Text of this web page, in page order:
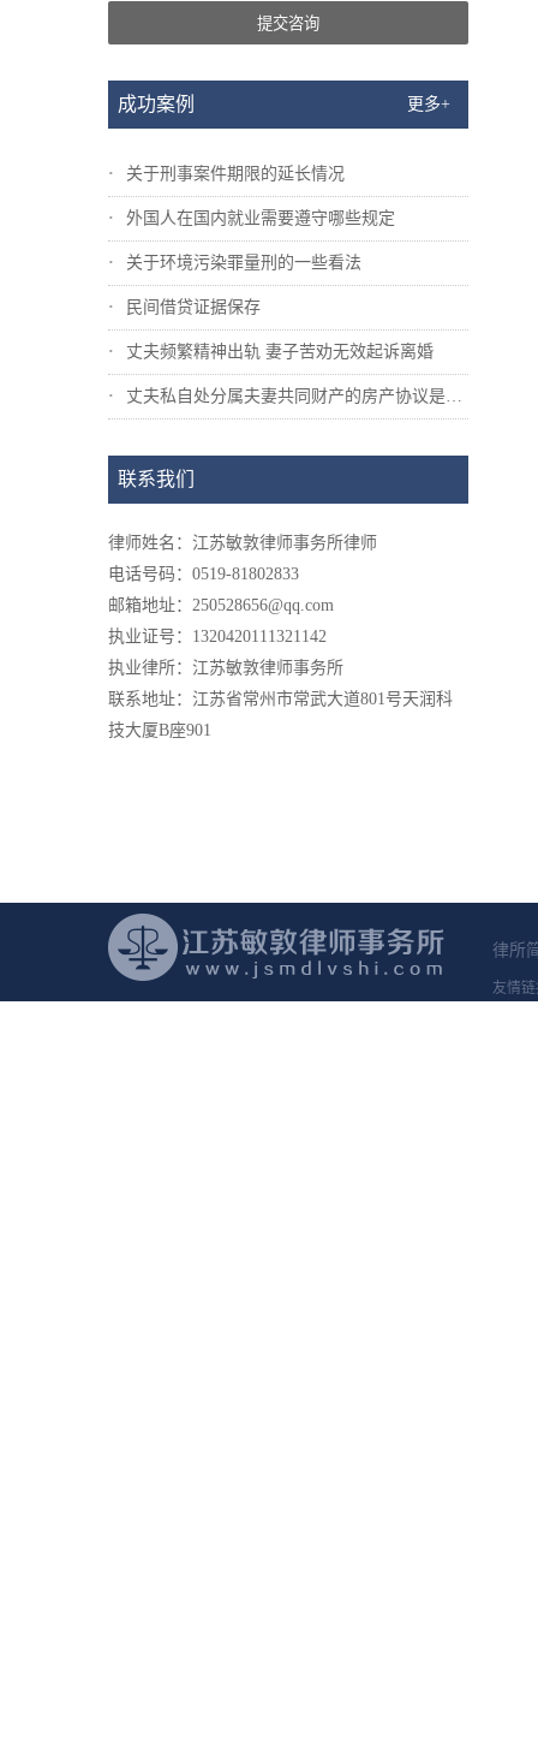
提交咨询
成功案例 更多+
关于刑事案件期限的延长情况
外国人在国内就业需要遵守哪些规定
关于环境污染罪量刑的一些看法
民间借贷证据保存
丈夫频繁精神出轨 妻子苦劝无效起诉离婚
丈夫私自处分属夫妻共同财产的房产协议是否...
联系我们
律师姓名：江苏敏敦律师事务所律师
电话号码：0519-81802833
邮箱地址：250528656@qq.com
执业证号：1320420111321142
执业律所：江苏敏敦律师事务所
联系地址：江苏省常州市常武大道801号天润科
技大厦B座901
律所
友情